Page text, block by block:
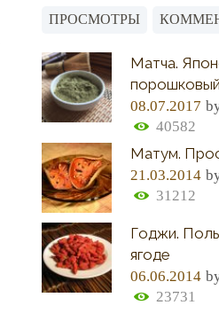
ПРОСМОТРЫ
Матча.
08.07.2017
40582
Матум.
21.03.2014
31212
Годжи.
ягоде
06.06.2014
23731